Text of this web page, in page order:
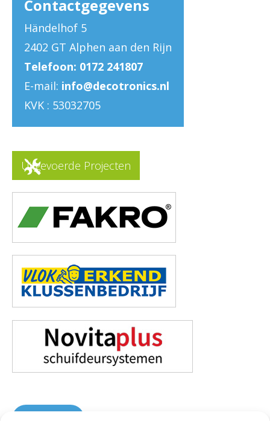
Contactgegevens
Händelhof 5
2402 GT Alphen aan den Rijn
Telefoon: 0172 241807
E-mail: info@decotronics.nl
KVK : 53032705
Uitgevoerde Projecten